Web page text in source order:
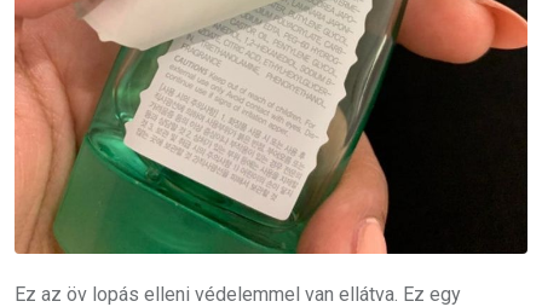
Ez az öv lopás elleni védelemmel van ellátva. Ez egy